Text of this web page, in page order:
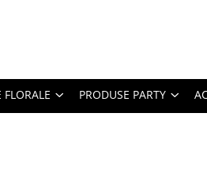
FLORALE PRODUSE PARTY